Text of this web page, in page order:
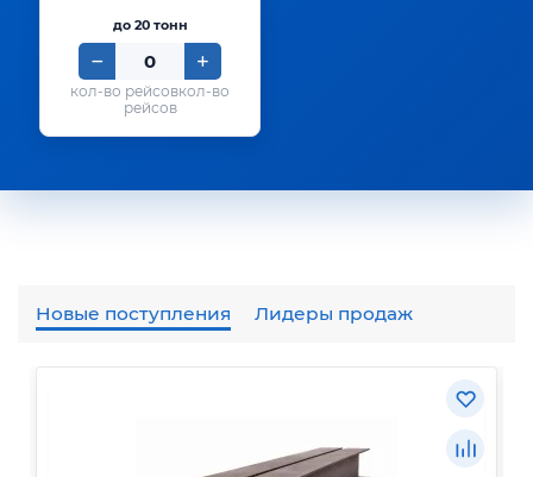
до 20 тонн
кол-во
рейсов
Новые поступления Лидеры продаж